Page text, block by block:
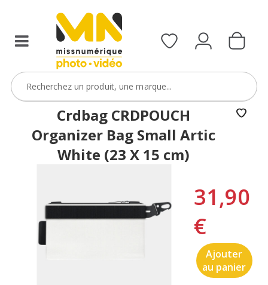
Crdbag CRDPOUCH
Organizer Bag Small Artic
White (23 X 15 cm)
31,90
€
Ajouter
au panier